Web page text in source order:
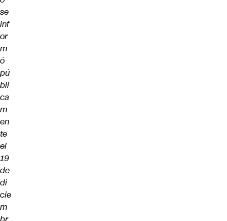
se
inf
or
m
ó
pú
bli
ca
m
en
te
el
19
de
di
cie
m